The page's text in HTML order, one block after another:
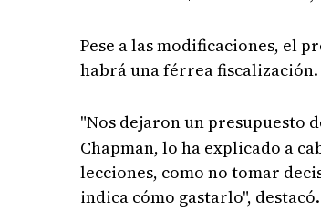
Pese a las modificaciones, el
habrá una férrea fiscalización.
"Nos dejaron un presupuesto
Chapman, lo ha explicado a
lecciones, como no tomar
indica cómo gastarlo", destacó.